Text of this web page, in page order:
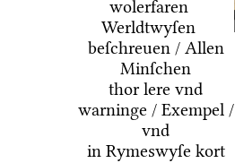
wolerfaren
Werldtwyſen
beſchreuen / Allen
Minſchen
thor lere vnd
warninge / Exempel /
vnd
in Rymeswyſe kort